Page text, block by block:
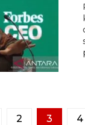
2 3 4